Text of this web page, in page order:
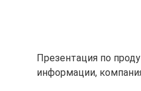
Презентация по
информации,